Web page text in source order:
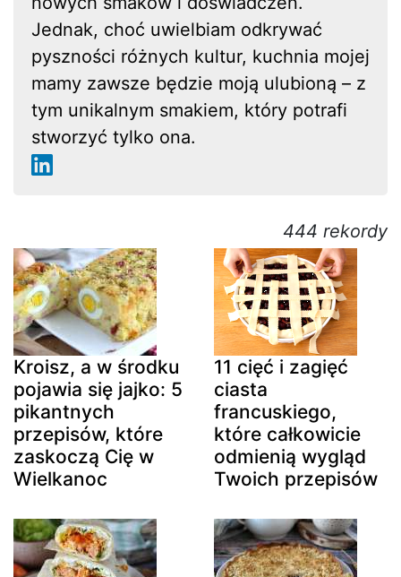
Jednak, choć uwielbiam odkrywać
pyszności różnych kultur, kuchnia mojej
mamy zawsze będzie moją ulubioną – z
tym unikalnym smakiem, który potrafi
stworzyć tylko ona.
444 rekordy
Kroisz, a w środku
pojawia się jajko: 5
pikantnych
przepisów, które
zaskoczą Cię w
Wielkanoc
11 cięć i zagięć
ciasta
francuskiego,
które całkowicie
odmienią wygląd
Twoich przepisów